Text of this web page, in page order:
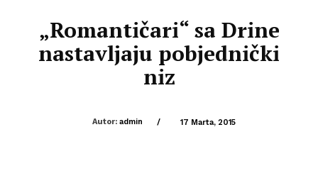
„Romantičari“ sa Drine
nastavljaju pobjednički
niz
Autor: admin / 17 Marta, 2015